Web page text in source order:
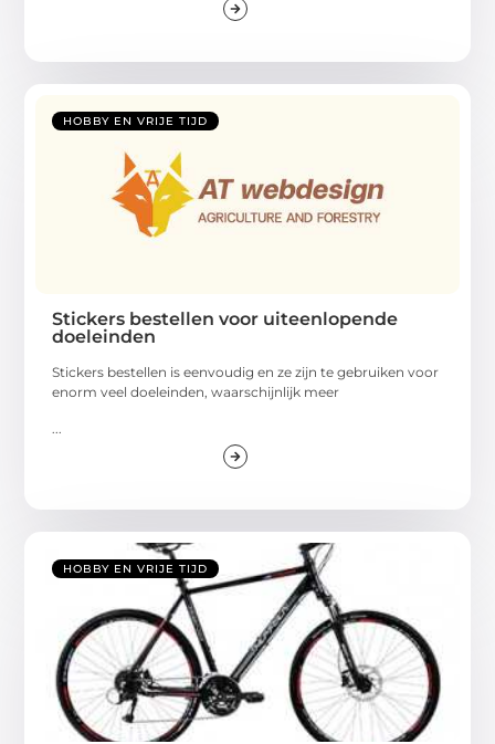
HOBBY EN VRIJE TIJD
Stickers bestellen voor uiteenlopende
doeleinden
Stickers bestellen is eenvoudig en ze zijn te gebruiken voor
enorm veel doeleinden, waarschijnlijk meer
HOBBY EN VRIJE TIJD